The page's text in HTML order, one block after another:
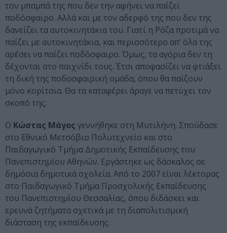
τον μπαμπά της που δεν την αφήνει να παίζει
ποδόσφαιρο. Αλλά και με τον αδερφό της που δεν της
δανείζει τα αυτοκινητάκια του. Γιατί η Ρόζα προτιμά να
παίζει με αυτοκινητάκια, και περισσότερο απ’ όλα της
αρέσει να παίζει ποδόσφαιρο. Όμως, τα αγόρια δεν τη
δέχονται στο παιχνίδι τους. Έτσι αποφασίζει να φτιάξει
τη δική της ποδοσφαιρική ομάδα, όπου θα παίζουν
μόνο κορίτσια. Θα τα καταφέρει άραγε να πετύχει τον
σκοπό της;
Ο Κώστας Μάγος γεννήθηκε στη Μυτιλήνη. Σπούδασε
στο Εθνικό Μετσόβιο Πολυτεχνείο και στο
Παιδαγωγικό Τμήμα Δημοτικής Εκπαίδευσης του
Πανεπιστημίου Αθηνών. Εργάστηκε ως δάσκαλος σε
δημόσια δημοτικά σχολεία. Από το 2007 είναι λέκτορας
στο Παιδαγωγικό Τμήμα Προσχολικής Εκπαίδευσης
του Πανεπιστημίου Θεσσαλίας, όπου διδάσκει και
ερευνά ζητήματα σχετικά με τη διαπολιτισμική
διάσταση της εκπαίδευσης.